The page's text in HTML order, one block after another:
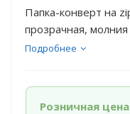
Папка-конверт на
прозрачная,
Подробнее
Розничная цена